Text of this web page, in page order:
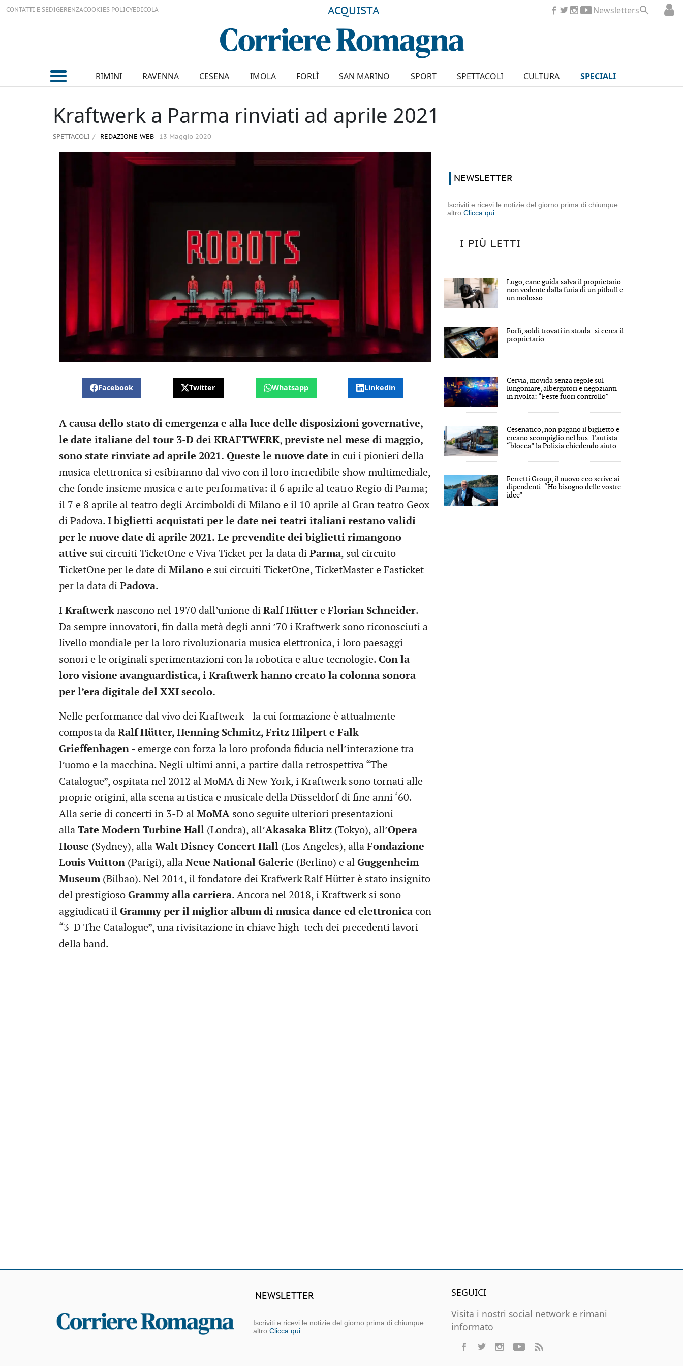
CONTATTI E SEDIGERENZACOOKIES POLICYEDICOLA ACQUISTA Newsletters
RIMINI RAVENNA CESENA IMOLA FORLÌ SAN MARINO SPORT SPETTACOLI CULTURA SPECIALI
Kraftwerk a Parma rinviati ad aprile 2021
SPETTACOLI REDAZIONE WEB 13 Maggio 2020
Facebook Twitter Whatsapp Linkedin
A causa dello stato di emergenza e alla luce delle disposizioni governative,
le date italiane del tour 3-D dei KRAFTWERK, previste nel mese di maggio,
sono state rinviate ad aprile 2021. Queste le nuove date in cui i pionieri della
musica elettronica si esibiranno dal vivo con il loro incredibile show multimediale,
che fonde insieme musica e arte performativa: il 6 aprile al teatro Regio di Parma;
il 7 e 8 aprile al teatro degli Arcimboldi di Milano e il 10 aprile al Gran teatro Geox
di Padova. I biglietti acquistati per le date nei teatri italiani restano validi
per le nuove date di aprile 2021. Le prevendite dei biglietti rimangono
attive sui circuiti TicketOne e Viva Ticket per la data di Parma, sul circuito
TicketOne per le date di Milano e sui circuiti TicketOne, TicketMaster e Fasticket
per la data di Padova.
I Kraftwerk nascono nel 1970 dall’unione di Ralf Hütter e Florian Schneider.
Da sempre innovatori, fin dalla metà degli anni ’70 i Kraftwerk sono riconosciuti a
livello mondiale per la loro rivoluzionaria musica elettronica, i loro paesaggi
sonori e le originali sperimentazioni con la robotica e altre tecnologie. Con la
loro visione avanguardistica, i Kraftwerk hanno creato la colonna sonora
per l’era digitale del XXI secolo.
Nelle performance dal vivo dei Kraftwerk - la cui formazione è attualmente
composta da Ralf Hütter, Henning Schmitz, Fritz Hilpert e Falk
Grieffenhagen - emerge con forza la loro profonda fiducia nell’interazione tra
l’uomo e la macchina. Negli ultimi anni, a partire dalla retrospettiva “The
Catalogue”, ospitata nel 2012 al MoMA di New York, i Kraftwerk sono tornati alle
proprie origini, alla scena artistica e musicale della Düsseldorf di fine anni ‘60.
Alla serie di concerti in 3-D al MoMA sono seguite ulteriori presentazioni
alla Tate Modern Turbine Hall (Londra), all’Akasaka Blitz (Tokyo), all’Opera
House (Sydney), alla Walt Disney Concert Hall (Los Angeles), alla Fondazione
Louis Vuitton (Parigi), alla Neue National Galerie (Berlino) e al Guggenheim
Museum(Bilbao). Nel 2014, il fondatore dei Krafwerk Ralf Hütter è stato insignito
del prestigioso Grammy alla carriera. Ancora nel 2018, i Kraftwerk si sono
aggiudicati il Grammy per il miglior album di musica dance ed elettronica con
“3-D The Catalogue”, una rivisitazione in chiave high-tech dei precedenti lavori
della band.
NEWSLETTER
Iscriviti e ricevi le notizie del giorno prima di chiunque
altroClicca qui
I PIÙ LETTI
Lugo, cane guida salva il proprietario
non vedente dalla furia di un pitbull e
un molosso
Forlì, soldi trovati in strada: si cerca il
proprietario
Cervia, movida senza regole sul
lungomare, albergatori e negozianti
in rivolta: “Feste fuori controllo”
Cesenatico, non pagano il biglietto e
creano scompiglio nel bus: l’autista
“blocca” la Polizia chiedendo aiuto
Ferretti Group, il nuovo ceo scrive ai
dipendenti: “Ho bisogno delle vostre
idee”
NEWSLETTER
Iscriviti e ricevi le notizie del giorno prima di chiunque
altro Clicca qui
SEGUICI
Visita i nostri social network e rimani
informato